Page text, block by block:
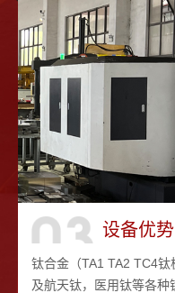
设备优势
钛合金（TA1 TA2 TC4
及航天钛，医用钛等各